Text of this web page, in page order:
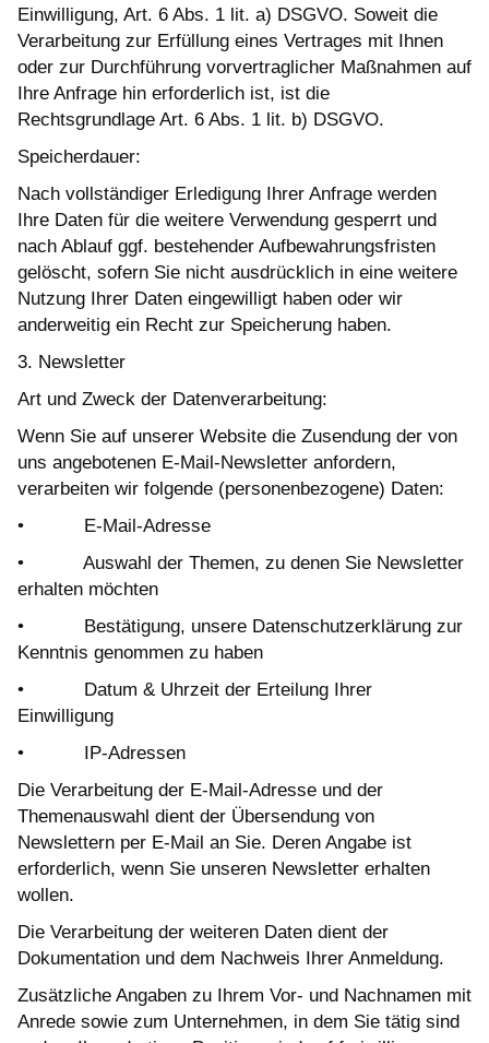
Einwilligung, Art. 6 Abs. 1 lit. a) DSGVO. Soweit die
Verarbeitung zur Erfüllung eines Vertrages mit Ihnen
oder zur Durchführung vorvertraglicher Maßnahmen auf
Ihre Anfrage hin erforderlich ist, ist die
Rechtsgrundlage Art. 6 Abs. 1 lit. b) DSGVO.
Speicherdauer:
Nach vollständiger Erledigung Ihrer Anfrage werden
Ihre Daten für die weitere Verwendung gesperrt und
nach Ablauf ggf. bestehender Aufbewahrungsfristen
gelöscht, sofern Sie nicht ausdrücklich in eine weitere
Nutzung Ihrer Daten eingewilligt haben oder wir
anderweitig ein Recht zur Speicherung haben.
3. Newsletter
Art und Zweck der Datenverarbeitung:
Wenn Sie auf unserer Website die Zusendung der von
uns angebotenen E-Mail-Newsletter anfordern,
verarbeiten wir folgende (personenbezogene) Daten:
• E-Mail-Adresse
• Auswahl der Themen, zu denen Sie Newsletter
erhalten möchten
• Bestätigung, unsere Datenschutzerklärung zur
Kenntnis genommen zu haben
• Datum & Uhrzeit der Erteilung Ihrer
Einwilligung
• IP-Adressen
Die Verarbeitung der E-Mail-Adresse und der
Themenauswahl dient der Übersendung von
Newslettern per E-Mail an Sie. Deren Angabe ist
erforderlich, wenn Sie unseren Newsletter erhalten
wollen.
Die Verarbeitung der weiteren Daten dient der
Dokumentation und dem Nachweis Ihrer Anmeldung.
Zusätzliche Angaben zu Ihrem Vor- und Nachnamen mit
Anrede sowie zum Unternehmen, in dem Sie tätig sind